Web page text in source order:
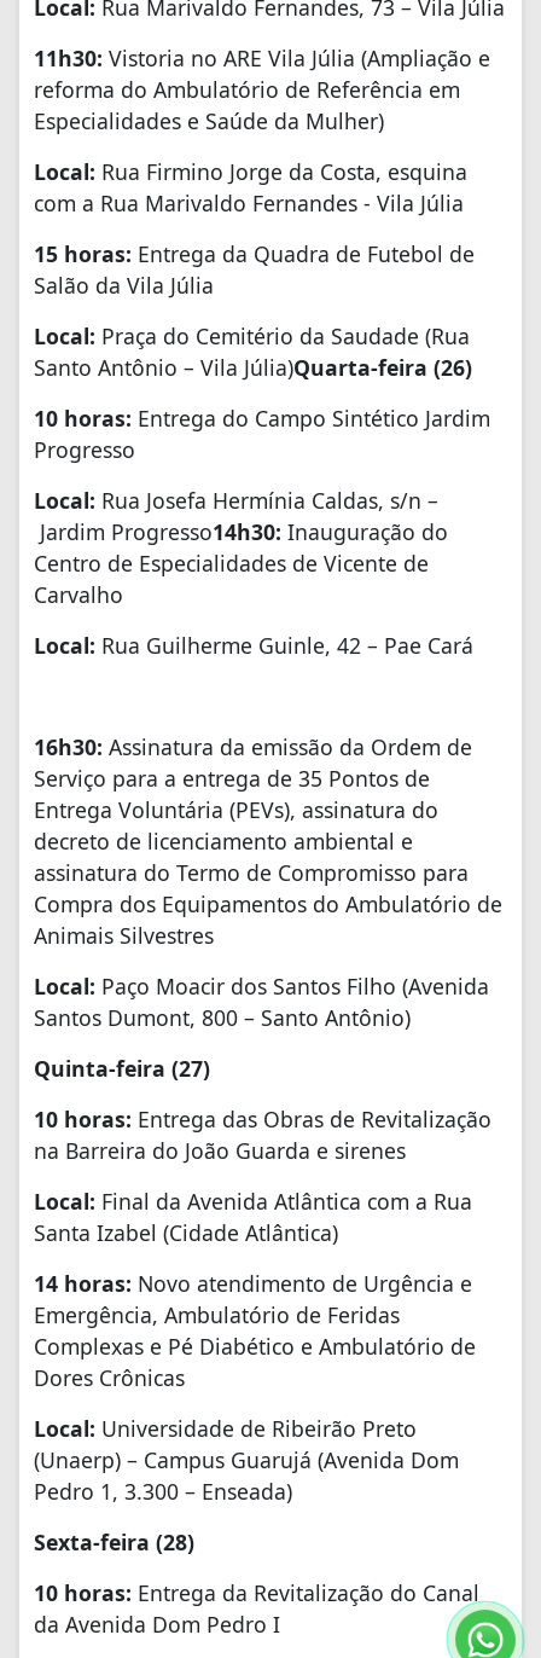
Local: Rua Marivaldo Fernandes, 73 – Vila Júlia
11h30: Vistoria no ARE Vila Júlia (Ampliação e
reforma do Ambulatório de Referência em
Especialidades e Saúde da Mulher)
Local: Rua Firmino Jorge da Costa, esquina
com a Rua Marivaldo Fernandes - Vila Júlia
15 horas: Entrega da Quadra de Futebol de
Salão da Vila Júlia
Local: Praça do Cemitério da Saudade (Rua
Santo Antônio – Vila Júlia)Quarta-feira (26)
10 horas: Entrega do Campo Sintético Jardim
Progresso
Local: Rua Josefa Hermínia Caldas, s/n –
Jardim Progresso14h30: Inauguração do
Centro de Especialidades de Vicente de
Carvalho
Local: Rua Guilherme Guinle, 42 – Pae Cará
16h30: Assinatura da emissão da Ordem de
Serviço para a entrega de 35 Pontos de
Entrega Voluntária (PEVs), assinatura do
decreto de licenciamento ambiental e
assinatura do Termo de Compromisso para
Compra dos Equipamentos do Ambulatório de
Animais Silvestres
Local: Paço Moacir dos Santos Filho (Avenida
Santos Dumont, 800 – Santo Antônio)
Quinta-feira (27)
10 horas: Entrega das Obras de Revitalização
na Barreira do João Guarda e sirenes
Local: Final da Avenida Atlântica com a Rua
Santa Izabel (Cidade Atlântica)
14 horas: Novo atendimento de Urgência e
Emergência, Ambulatório de Feridas
Complexas e Pé Diabético e Ambulatório de
Dores Crônicas
Local: Universidade de Ribeirão Preto
(Unaerp) – Campus Guarujá (Avenida Dom
Pedro 1, 3.300 – Enseada)
Sexta-feira (28)
10 horas: Entrega da Revitalização do Canal
da Avenida Dom Pedro I